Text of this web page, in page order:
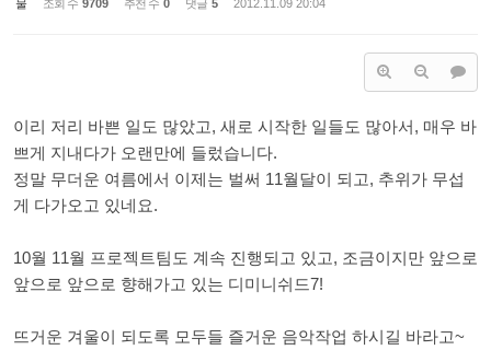
물 조회 수 9709 추천 수 0 댓글 5 2012.11.09 20:04
이리 저리 바쁜 일도 많았고, 새로 시작한 일들도 많아서, 매우 바
쁘게 지내다가 오랜만에 들렀습니다.
정말 무더운 여름에서 이제는 벌써 11월달이 되고, 추위가 무섭
게 다가오고 있네요.
10월 11월 프로젝트팀도 계속 진행되고 있고, 조금이지만 앞으로
앞으로 앞으로 향해가고 있는 디미니쉬드7!
뜨거운 겨울이 되도록 모두들 즐거운 음악작업 하시길 바라고~